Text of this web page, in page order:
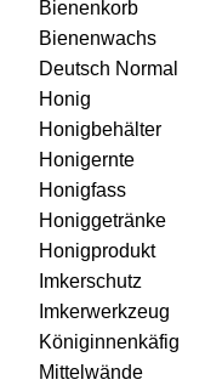
Bienenkorb
Bienenwachs
Deutsch Normal
Honig
Honigbehälter
Honigernte
Honigfass
Honiggetränke
Honigprodukt
Imkerschutz
Imkerwerkzeug
Königinnenkäfig
Mittelwände